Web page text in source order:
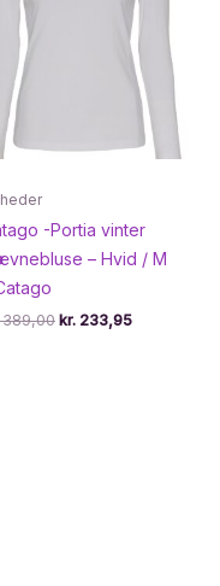
-Portia vinter
– Hvid / M
Den
kr. 233,95Den